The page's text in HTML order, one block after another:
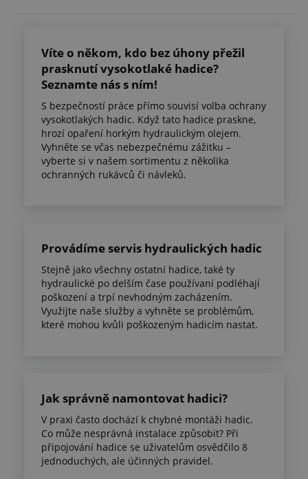
Víte o někom, kdo bez úhony přežil
prasknutí vysokotlaké hadice?
Seznamte nás s ním!
S bezpečností práce přímo souvisí volba ochrany
vysokotlakých hadic. Když tato hadice praskne,
hrozí opaření horkým hydraulickým olejem.
Vyhněte se včas nebezpečnému zážitku –
vyberte si v našem sortimentu z několika
ochranných rukávců či návleků.
Provádíme servis hydraulických hadic
Stejně jako všechny ostatní hadice, také ty
hydraulické po delším čase používaní podléhají
poškození a trpí nevhodným zacházením.
Využijte naše služby a vyhněte se problémům,
které mohou kvůli poškozeným hadicím nastat.
Jak správně namontovat hadici?
V praxi často dochází k chybné montáži hadic.
Co může nesprávná instalace způsobit? Při
připojování hadice se uživatelům osvědčilo 8
jednoduchých, ale účinných pravidel.